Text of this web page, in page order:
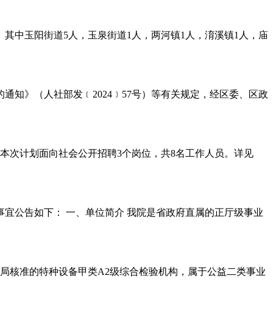
阳街道5人，玉泉街道1人，两河镇1人，淯溪镇1人，庙
知》（人社部发﹝2024﹞57号）等有关规定，经区委、区政
次计划面向社会公开招聘3个岗位，共8名工作人员。详见
公告如下： 一、单位简介 我院是省政府直属的正厅级事业
核准的特种设备甲类A2级综合检验机构，属于公益二类事业